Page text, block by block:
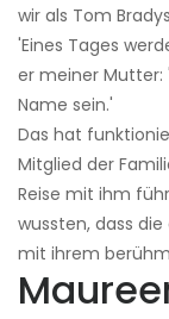
wir als Tom
'Eines Tages
er meiner Mutter:
Name sein.'
Das hat
Mitglied der
Reise mit ihm
wussten, dass
mit ihrem